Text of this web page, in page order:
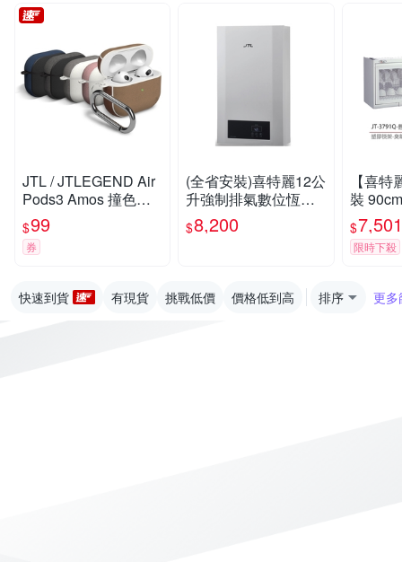
JTL / JTLEGEND Air
Pods3 Amos 撞色布
紋保護殼
$99
券
(全省安裝)喜特麗12公
升強制排氣數位恆溫F
E式熱水器天然氣JT-
H1220-NG1
$8,200
【喜
裝
機
消除異
$7,501
限時下殺
快速到貨 有現貨 挑戰低價 價格低到高 排序 更多